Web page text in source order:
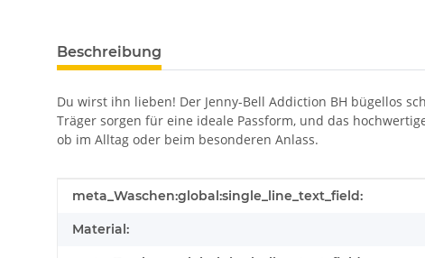
Beschreibung
Du wirst ihn lieben! Der Jenny-Bell Addiction BH bügellos
Träger sorgen für eine ideale Passform, und das
ob im Alltag oder beim besonderen Anlass.
Produkteigenschaft
Wert
meta_Waschen:global:single_line_text_field:
Material: